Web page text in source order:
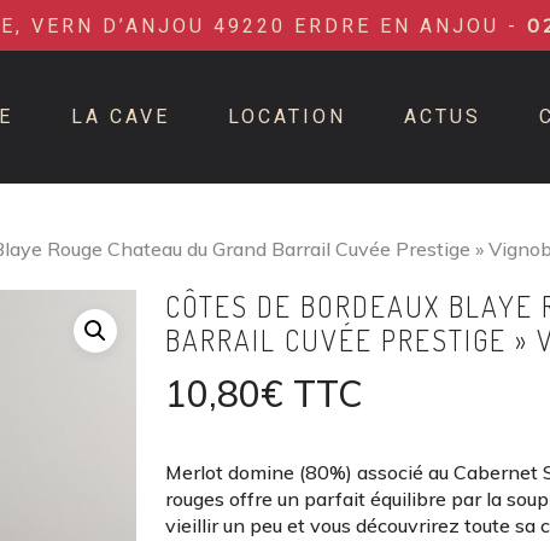
VERN D’ANJOU 49220 ERDRE EN ANJOU -
LA CAVE LOCATION ACTUS
Rouge Chateau du Grand Barrail Cuvée Prestige »
CÔTES DE BORDEAUX BLAYE
BARRAIL CUVÉE PRESTIGE »
10,80€ TTC
Merlot domine (80%) associé au
rouges offre un parfait équilibre par la
vieillir un peu et vous découvrirez toute sa